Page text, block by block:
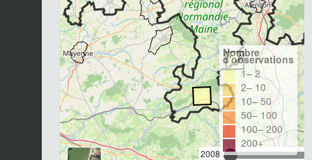
2008
Nombre
d'observations
1– 2
2– 10
10– 50
50– 100
100– 200
200+